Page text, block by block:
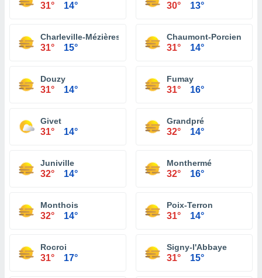
31° 14° 30° 13°
Charleville-Mézières
31° 15°
Chaumont-Porcien
31° 14°
Douzy
31° 14°
Fumay
31° 16°
Givet
31° 14°
Grandpré
32° 14°
Juniville
32° 14°
Monthermé
32° 16°
Monthois
32° 14°
Poix-Terron
31° 14°
Rocroi
31° 17°
Signy-l'Abbaye
31° 15°